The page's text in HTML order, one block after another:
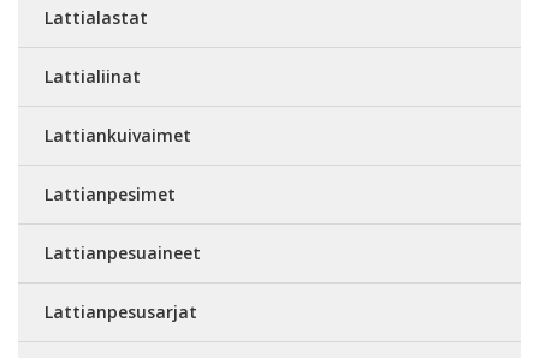
Lattialastat
Lattialiinat
Lattiankuivaimet
Lattianpesimet
Lattianpesuaineet
Lattianpesusarjat